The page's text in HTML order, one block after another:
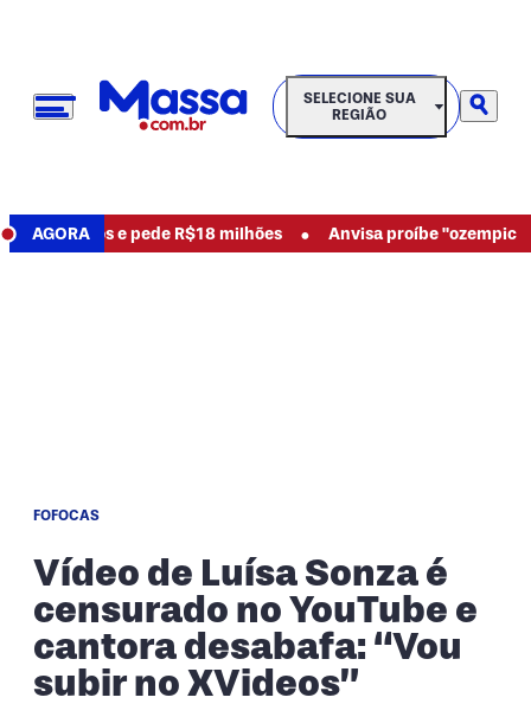
SELECIONE SUA REGIÃO
SELECIONE SUA
REGIÃO
AGORA
abusos e pede R$18 milhões • Anvisa proíbe "ozempic
FOFOCAS
Vídeo de Luísa Sonza é
censurado no YouTube e
cantora desabafa: “Vou
subir no XVideos”